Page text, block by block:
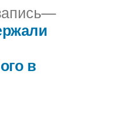
Следующая
в